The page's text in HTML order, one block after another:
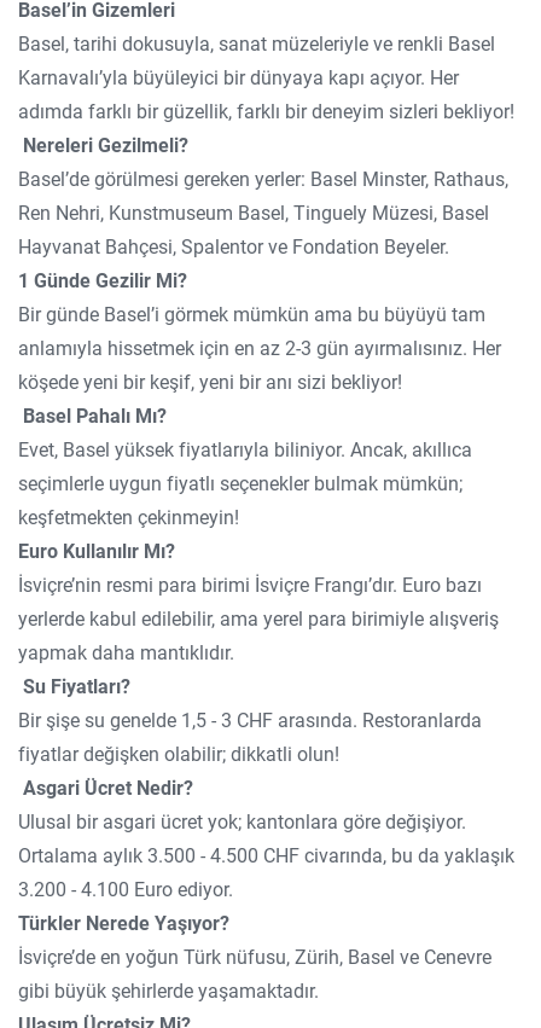
Basel’in Gizemleri
Basel, tarihi dokusuyla, sanat müzeleriyle ve renkli Basel
Karnavalı’yla büyüleyici bir dünyaya kapı açıyor. Her
adımda farklı bir güzellik, farklı bir deneyim sizleri bekliyor!
Nereleri Gezilmeli?
Basel’de görülmesi gereken yerler: Basel Minster, Rathaus,
Ren Nehri, Kunstmuseum Basel, Tinguely Müzesi, Basel
Hayvanat Bahçesi, Spalentor ve Fondation Beyeler.
1 Günde Gezilir Mi?
Bir günde Basel’i görmek mümkün ama bu büyüyü tam
anlamıyla hissetmek için en az 2-3 gün ayırmalısınız. Her
köşede yeni bir keşif, yeni bir anı sizi bekliyor!
Basel Pahalı Mı?
Evet, Basel yüksek fiyatlarıyla biliniyor. Ancak, akıllıca
seçimlerle uygun fiyatlı seçenekler bulmak mümkün;
keşfetmekten çekinmeyin!
Euro Kullanılır Mı?
İsviçre’nin resmi para birimi İsviçre Frangı’dır. Euro bazı
yerlerde kabul edilebilir, ama yerel para birimiyle alışveriş
yapmak daha mantıklıdır.
Su Fiyatları?
Bir şişe su genelde 1,5 - 3 CHF arasında. Restoranlarda
fiyatlar değişken olabilir; dikkatli olun!
Asgari Ücret Nedir?
Ulusal bir asgari ücret yok; kantonlara göre değişiyor.
Ortalama aylık 3.500 - 4.500 CHF civarında, bu da yaklaşık
3.200 - 4.100 Euro ediyor.
Türkler Nerede Yaşıyor?
İsviçre’de en yoğun Türk nüfusu, Zürih, Basel ve Cenevre
gibi büyük şehirlerde yaşamaktadır.